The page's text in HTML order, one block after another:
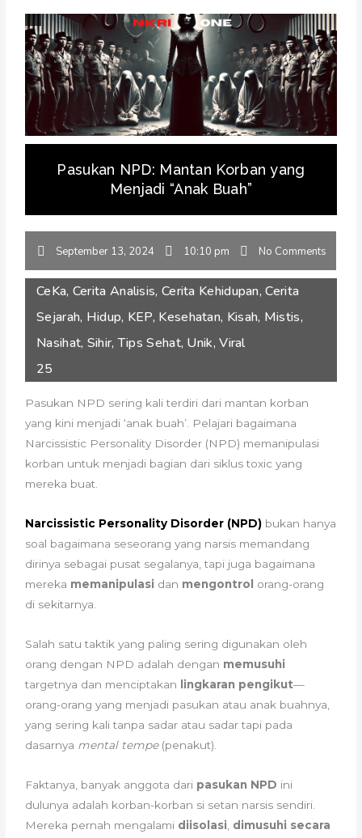
Pasukan NPD: Mantan Korban yang
Menjadi “Anak Buah”
September 13, 2024 10:10 pm No Comments
CeKa, Cerita Analisis, Cerita Kehidupan,Cerita
Sejarah, Hidup, KEP, Kesehatan, Kisah, Mistis,
Nasihat, Sihir,Tips Sehat, Unik,Viral
25
Pasukan NPD sering kali terdiri dari mantan korban
yang kini menjadi ‘anak buah’. Pelajari bagaimana
Narcissistic Personality Disorder (NPD) memanipulasi
korban untuk menjadi bagian dari siklus toxic yang
mereka buat.
Narcissistic Personality Disorder (NPD) bukan hanya
soal bagaimana seseorang yang narsis memandang
dirinya sebagai pusat segalanya, tapi juga bagaimana
mereka memanipulasi dan mengontrol
orang-orang
di sekitarnya.
Salah satu taktik yang paling sering digunakan oleh
orang dengan NPD adalah dengan memusuhi
targetnya dan menciptakan
lingkaran pengikut—
orang-orang yang menjadi pasukan atau anak buahnya,
yang sering kali tanpa sadar atau sadar tapi pada
dasarnya mental tempe(penakut).
Faktanya, banyak anggota dari pasukan NPD ini
dulunya adalah korban-korban si setan narsis sendiri.
Mereka pernah mengalami diisolasi dimusuhi secara